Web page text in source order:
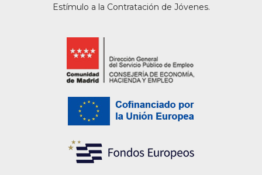
Estímulo a la Contratación de Jóvenes.